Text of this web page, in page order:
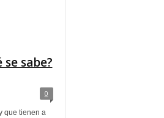
sabe?
0
que tienen a